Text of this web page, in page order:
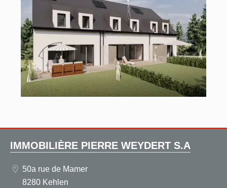
IMMOBILIÈRE PIERRE WEYDERT S.A
50a rue de Mamer
8280 Kehlen